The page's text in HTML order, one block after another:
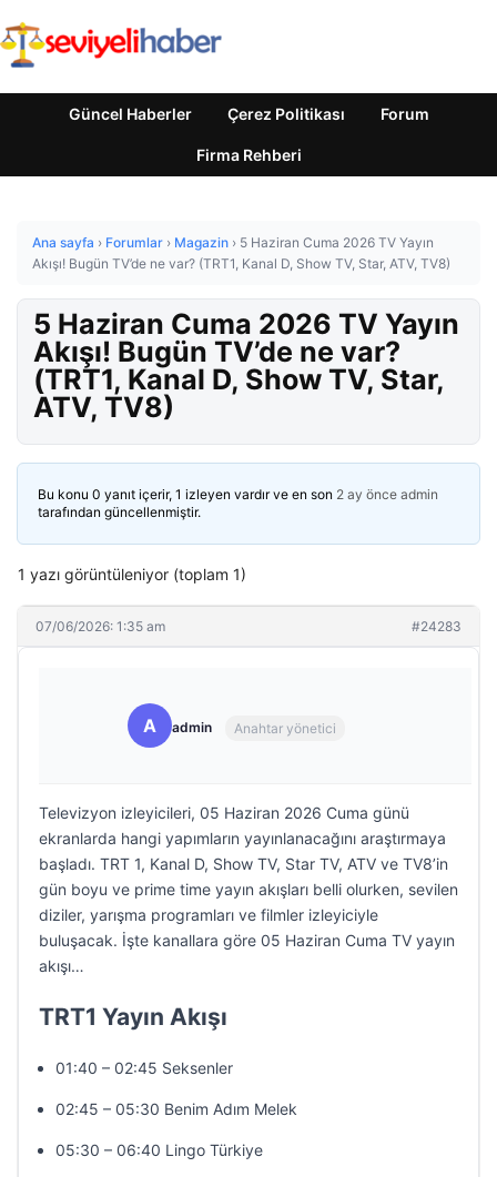
Güncel Haberler Çerez Politikası Forum
Firma Rehberi
Ana sayfa › Forumlar › Magazin › 5 Haziran Cuma 2026 TV Yayın
Akışı! Bugün TV’de ne var? (TRT1, Kanal D, Show TV, Star, ATV, TV8)
5 Haziran Cuma 2026 TV Yayın
Akışı! Bugün TV’de ne var?
(TRT1, Kanal D, Show TV, Star,
ATV, TV8)
Bu konu 0 yanıt içerir, 1 izleyen vardır ve en son 2 ay önce admin
tarafından güncellenmiştir.
1 yazı görüntüleniyor (toplam 1)
07/06/2026: 1:35 am #24283
A admin Anahtar yönetici
Televizyon izleyicileri, 05 Haziran 2026 Cuma günü
ekranlarda hangi yapımların yayınlanacağını araştırmaya
başladı. TRT 1, Kanal D, Show TV, Star TV, ATV ve TV8’in
gün boyu ve prime time yayın akışları belli olurken, sevilen
diziler, yarışma programları ve filmler izleyiciyle
buluşacak. İşte kanallara göre 05 Haziran Cuma TV yayın
akışı…
TRT1 Yayın Akışı
01:40 – 02:45 Seksenler
02:45 – 05:30 Benim Adım Melek
05:30 – 06:40 Lingo Türkiye